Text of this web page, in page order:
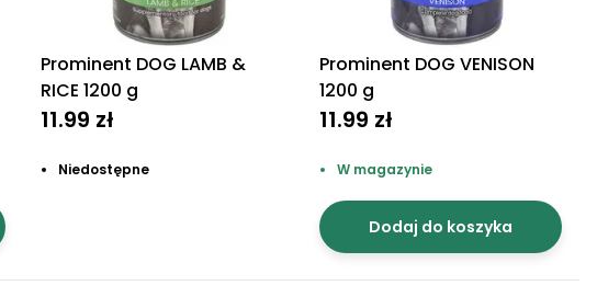
Prominent DOG LAMB &
RICE 1200 g
11.99 zł
Niedostępne
Prominent DOG VENISON
1200 g
11.99 zł
W magazynie
Dodaj do koszyka